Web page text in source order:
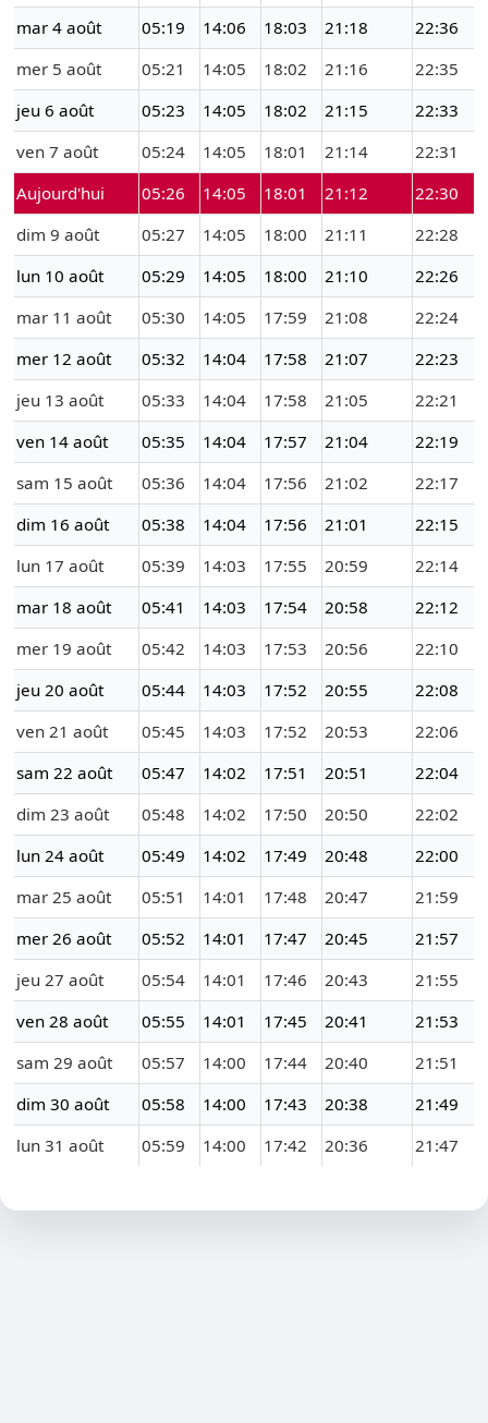
mar 4 août 05:19 14:06 18:03 21:18
22:36
mer 5 août
05:21 14:05 18:02 21:16
22:35
jeu 6 août
05:23 14:05 18:02 21:15
22:33
ven 7 août
05:24 14:05 18:01 21:14
22:31
Aujourd'hui
05:26 14:05 18:01 21:12
22:30
dim 9 août
05:27 14:05 18:00 21:11
22:28
lun 10 août
05:29 14:05 18:00 21:10
22:26
mar 11 août
05:30 14:05 17:59 21:08
22:24
mer 12 août
05:32 14:04 17:58 21:07
22:23
jeu 13 août
05:33 14:04 17:58 21:05
22:21
ven 14 août
05:35 14:04 17:57 21:04
22:19
sam 15 août
05:36 14:04 17:56 21:02
22:17
dim 16 août
05:38 14:04 17:56 21:01
22:15
lun 17 août
05:39 14:03 17:55 20:59
22:14
mar 18 août
05:41 14:03 17:54 20:58
22:12
mer 19 août
05:42 14:03 17:53 20:56
22:10
jeu 20 août
05:44 14:03 17:52 20:55
22:08
ven 21 août
05:45 14:03 17:52 20:53
22:06
sam 22 août
05:47 14:02 17:51 20:51
22:04
dim 23 août
05:48 14:02 17:50 20:50
22:02
lun 24 août
05:49 14:02 17:49 20:48
22:00
mar 25 août
05:51 14:01 17:48 20:47
21:59
mer 26 août
05:52 14:01 17:47 20:45
21:57
jeu 27 août
05:54 14:01 17:46 20:43
21:55
ven 28 août
05:55 14:01 17:45 20:41
21:53
sam 29 août
05:57 14:00 17:44 20:40
21:51
dim 30 août
05:58 14:00 17:43 20:38
21:49
lun 31 août
05:59 14:00 17:42 20:36 21:47